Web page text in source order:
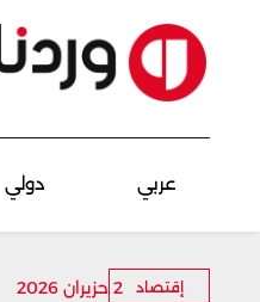
عربي دولي
إقتصاد 2 حزيران 2026